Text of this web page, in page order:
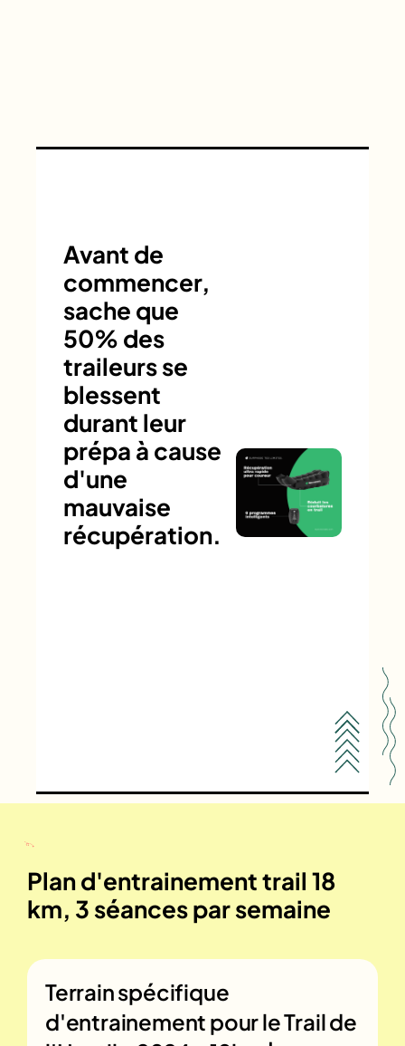
Avant de
commencer,
sache que
50% des
traileurs se
blessent
durant leur
prépa à cause
d'une
mauvaise
récupération.
Plan d'entrainement trail 18
km, 3 séances par semaine
Terrain spécifique
d'entrainement pour leTrail de